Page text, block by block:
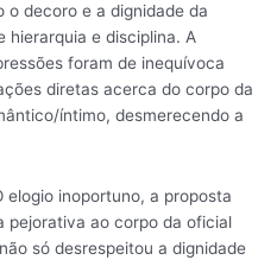
o decoro e a dignidade da
hierarquia e disciplina. A
foram de inequívoca
diretas acerca do corpo da
íntimo, desmerecendo a
elogio inoportuno, a proposta
pejorativa ao corpo da oficial
só desrespeitou a dignidade